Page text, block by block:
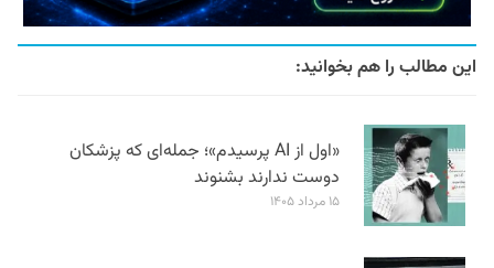
این مطالب را هم بخوانید:
«اول از AI پرسیدم»؛ جمله‌ای که پزشکان
دوست ندارند بشنوند
۱۵ مرداد ۱۴۰۵